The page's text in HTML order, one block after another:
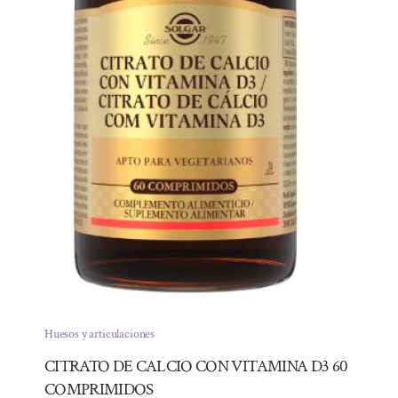
Huesos y articulaciones
CITRATO DE CALCIO CON VITAMINA D3 60
COMPRIMIDOS